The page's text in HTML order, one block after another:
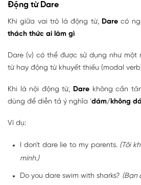
Động từ Dare
Khi giữa vai trò là động từ, Dare có
thách thức ai làm gì
Dare (v) có thể được sử dụng như một
từ hay động từ khuyết thiếu (modal
Khi là nội động từ, Dare không cần
dùng để diễn tả ý nghĩa ‘dám/không
Ví dụ:
I don't dare lie to my parents. (Tôi
mình.)
Do you dare swim with sharks? (Bạn